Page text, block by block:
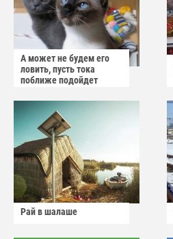
А может не будем его
ловить, пусть тока
поближе подойдет
Рай в шалаше